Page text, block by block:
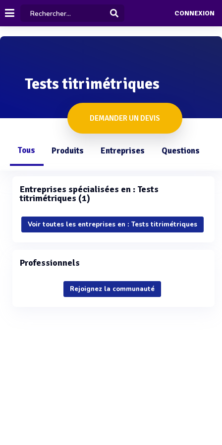
CONNEXION
Tests titrimétriques
DEMANDER UN DEVIS
Tous Produits Entreprises Questions
Entreprises spécialisées en : Tests
titrimétriques (1)
Voir toutes les entreprises en : Tests titrimétriques
Professionnels
Rejoignez la communauté